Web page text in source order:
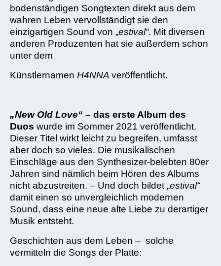
bodenständigen Songtexten direkt aus dem
wahren Leben vervollständigt sie den
einzigartigen Sound von „estival“. Mit diversen
anderen Produzenten hat sie außerdem schon
unter dem
Künstlernamen H4NNA veröffentlicht.
„New Old Love“ – das erste Album des
Duos wurde im Sommer 2021 veröffentlicht.
Dieser Titel wirkt leicht zu begreifen, umfasst
aber doch so vieles. Die musikalischen
Einschläge aus den Synthesizer-belebten 80er
Jahren sind nämlich beim Hören des Albums
nicht abzustreiten. – Und doch bildet „estival“
damit einen so unvergleichlich modernen
Sound, dass eine neue alte Liebe zu derartiger
Musik entsteht.
Geschichten aus dem Leben – solche
vermitteln die Songs der Platte: